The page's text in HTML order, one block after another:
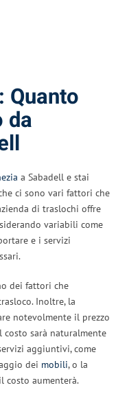
Quanto
da
a Sabadell e stai
ci sono vari fattori che
di traslochi offre
variabili come
e i servizi
dei fattori che
Inoltre, la
notevolmente il prezzo
costo sarà naturalmente
aggiuntivi, come
dei mobili, o la
costo aumenterà.